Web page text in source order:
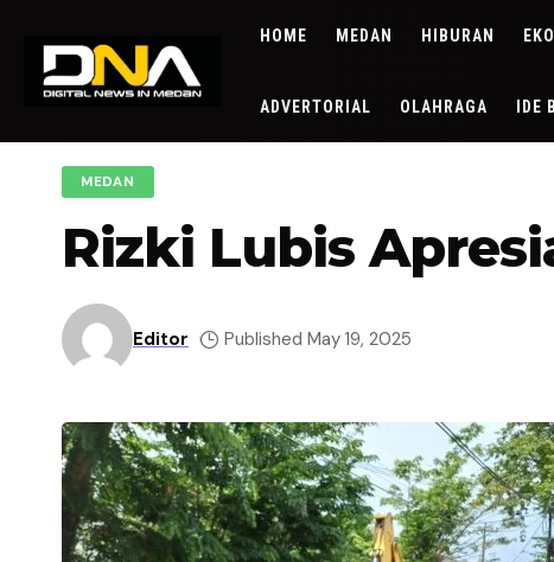
HOME MEDAN HIBURAN
ADVERTORIAL OLAHRAGA IDE
MEDAN
Rizki Lubis
Editor Published May 19, 2025